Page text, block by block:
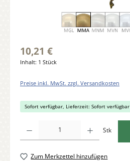
10,21 €
Inhalt: 1 Stück
Preise inkl. MwSt. zzgl. Versandkosten
Sofort verfügbar, Lieferzeit: Sofort verfügbar
Stk
Zum Merkzettel hinzufügen